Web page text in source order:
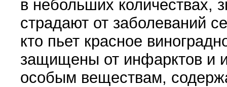
в небольших количествах,
страдают от заболеваний
кто пьет красное
защищены от ин­фарктов и
особым веществам,